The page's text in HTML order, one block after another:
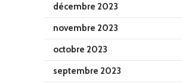
décembre 2023
novembre 2023
octobre 2023
septembre 2023